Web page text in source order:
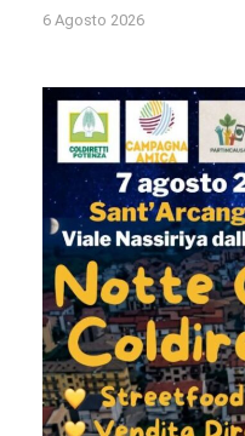
6 Agosto 2026